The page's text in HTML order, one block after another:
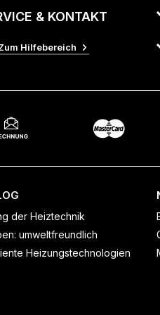
& KONTAKT
Hilfebereich
der Heiztechnik
umweltfreundlich
Heizungstechnologien